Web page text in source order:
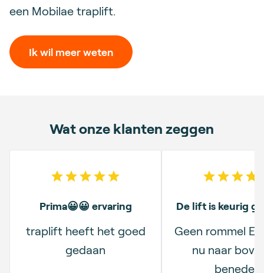
een Mobilae traplift.
Ik wil meer weten
Wat onze klanten zeggen
5 out of 5 stars
Prima😀😀 ervaring
traplift heeft het goed
gedaan
5 out
De lift is keurig
Geen rommel
nu naar
beneden